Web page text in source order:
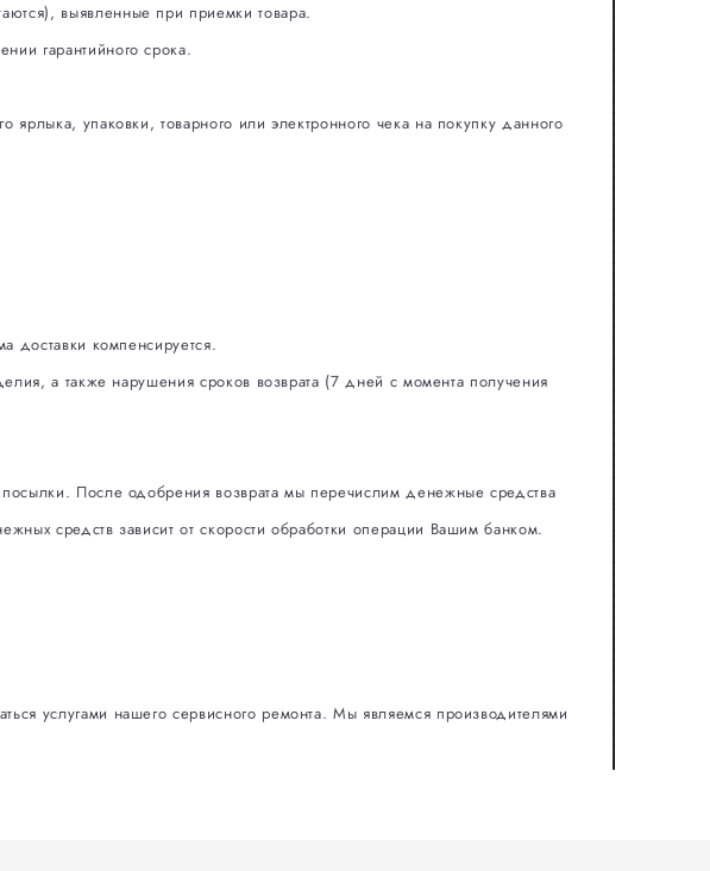
выявленные при приемки товара.
гарантийного срока.
упаковки, товарного или электронного чека на покупку данного
доставки компенcируется.
а также нарушения сроков возврата (7 дней с момента получения
После одобрения возврата мы перечислим денежные средства
средств зависит от скорости обработки операции Вашим банком.
услугами нашего сервисного ремонта. Мы являемся производителями